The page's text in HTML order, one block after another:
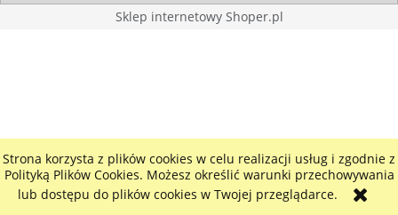
Strona korzysta z plików cookies w celu realizacji usług i zgodnie z
Polityką Plików Cookies. Możesz określić warunki przechowywania
lub dostępu do plików cookies w Twojej przeglądarce.
Sklep internetowy Shoper.pl